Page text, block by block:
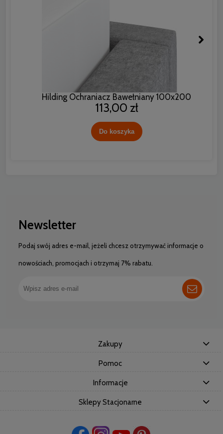
Hilding Ochraniacz Bawełniany 100x200
113,00 zł
Do koszyka
Newsletter
Podaj swój adres e-mail, jeżeli chcesz otrzymywać informacje o
nowościach, promocjach i otrzymaj 7% rabatu.
Zakupy
Pomoc
Informacje
Sklepy Stacjonarne